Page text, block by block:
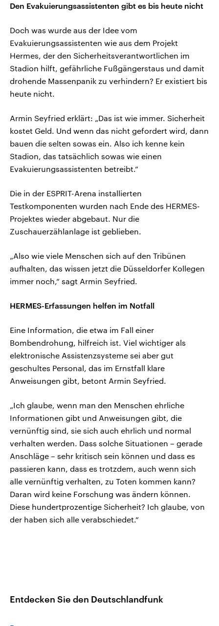
Den Evakuierungsassistenten gibt es bis heute nicht
Doch was wurde aus der Idee vom
Evakuierungsassistenten wie aus dem Projekt
Hermes, der den Sicherheitsverantwortlichen im
Stadion hilft, gefährliche Fußgängerstaus und damit
drohende Massenpanik zu verhindern? Er existiert bis
heute nicht.
Armin Seyfried erklärt: „Das ist wie immer. Sicherheit
kostet Geld. Und wenn das nicht gefordert wird, dann
bauen die selten sowas ein. Also ich kenne kein
Stadion, das tatsächlich sowas wie einen
Evakuierungsassistenten betreibt.“
Die in der ESPRIT-Arena installierten
Testkomponenten wurden nach Ende des HERMES-
Projektes wieder abgebaut. Nur die
Zuschauerzählanlage ist geblieben.
„Also wie viele Menschen sich auf den Tribünen
aufhalten, das wissen jetzt die Düsseldorfer Kollegen
immer noch,“ sagt Armin Seyfried.
HERMES-Erfassungen helfen im Notfall
Eine Information, die etwa im Fall einer
Bombendrohung, hilfreich ist. Viel wichtiger als
elektronische Assistenzsysteme sei aber gut
geschultes Personal, das im Ernstfall klare
Anweisungen gibt, betont Armin Seyfried.
„Ich glaube, wenn man den Menschen ehrliche
Informationen gibt und Anweisungen gibt, die
vernünftig sind, sie sich auch ehrlich und normal
verhalten werden. Dass solche Situationen – gerade
Anschläge – sehr kritisch sein können und dass es
passieren kann, dass es trotzdem, auch wenn sich
alle vernünftig verhalten, zu Toten kommen kann?
Daran wird keine Forschung was ändern können.
Diese hundertprozentige Sicherheit? Ich glaube, von
der haben sich alle verabschiedet.“
Entdecken Sie den Deutschlandfunk